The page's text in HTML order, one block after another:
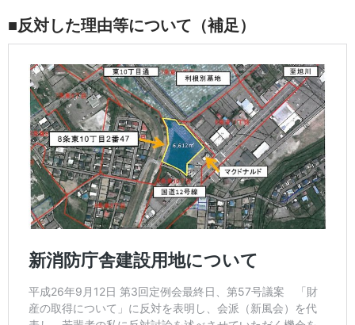
■反対した理由等について（補足）